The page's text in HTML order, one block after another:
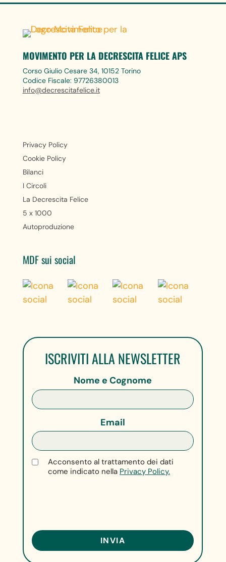
MOVIMENTO PER LA DECRESCITA FELICE APS
Corso Giulio Cesare 34, 10152 Torino
Codice Fiscale: 97726380013
info@decrescitafelice.it
Privacy Policy
Cookie Policy
Bilanci
I Circoli
La Decrescita Felice
5 x 1000
Autoproduzione
MDF sui social
ISCRIVITI ALLA NEWSLETTER
Nome e Cognome
Email
Acconsento al trattamento dei dati
come indicato nella Privacy Policy.